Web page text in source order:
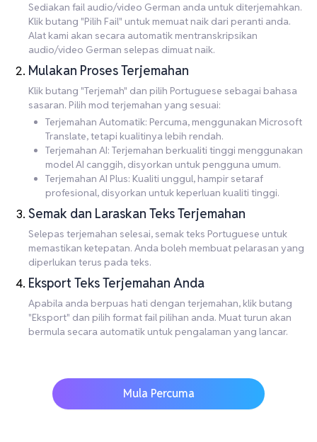
Sediakan fail audio/video German anda untuk diterjemahkan.
Klik butang "Pilih Fail" untuk memuat naik dari peranti anda.
Alat kami akan secara automatik mentranskripsikan
audio/video German selepas dimuat naik.
Mulakan Proses Terjemahan
Klik butang "Terjemah" dan pilih Portuguese sebagai bahasa
sasaran. Pilih mod terjemahan yang sesuai:
Terjemahan Automatik: Percuma, menggunakan Microsoft
Translate, tetapi kualitinya lebih rendah.
Terjemahan AI: Terjemahan berkualiti tinggi menggunakan
model AI canggih, disyorkan untuk pengguna umum.
Terjemahan AI Plus: Kualiti unggul, hampir setaraf
profesional, disyorkan untuk keperluan kualiti tinggi.
Semak dan Laraskan Teks Terjemahan
Selepas terjemahan selesai, semak teks Portuguese untuk
memastikan ketepatan. Anda boleh membuat pelarasan yang
diperlukan terus pada teks.
Eksport Teks Terjemahan Anda
Apabila anda berpuas hati dengan terjemahan, klik butang
"Eksport" dan pilih format fail pilihan anda. Muat turun akan
bermula secara automatik untuk pengalaman yang lancar.
Mula Percuma